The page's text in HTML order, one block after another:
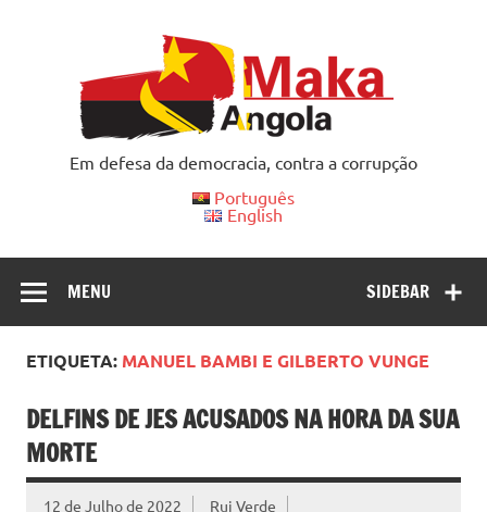
Em defesa da democracia, contra a corrupção
Português
English
SIDEBAR
MENU
ETIQUETA: MANUEL BAMBI E GILBERTO VUNGE
DELFINS DE JES ACUSADOS NA HORA DA SUA
MORTE
12 de Julho de 2022 Rui Verde